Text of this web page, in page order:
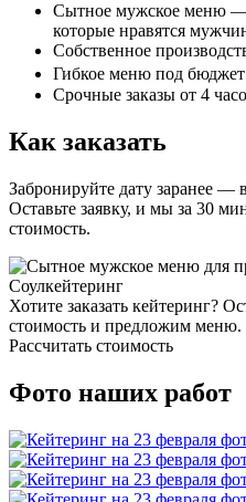
Сытное мужское меню —
которые нравятся
Собственное
Гибкое меню под
Срочные заказы от 4
Как заказать
Забронируйте дату заранее —
Оставьте заявку, и мы за 30
стоимость.
Хотите заказать кейтеринг?
стоимость и предложим меню.
Рассчитать стоимость
Фото наших работ